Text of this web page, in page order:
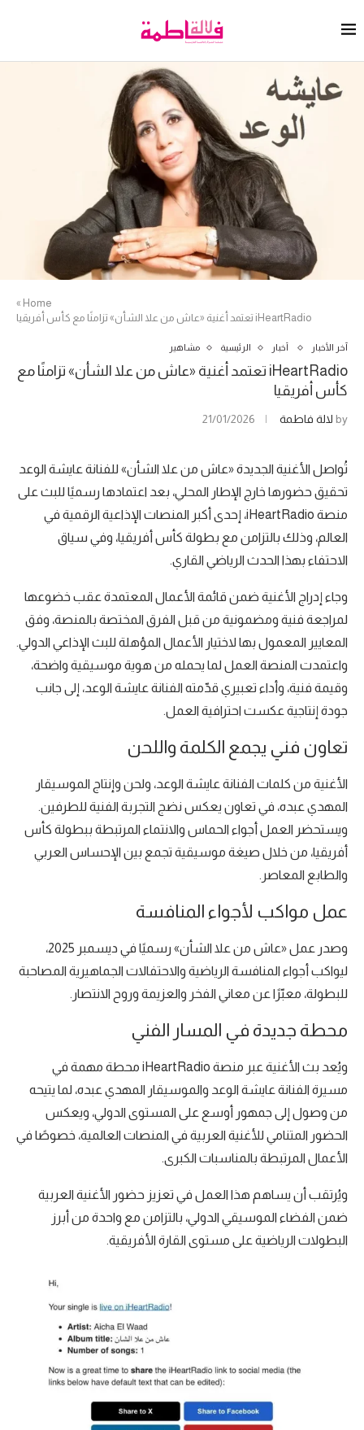
Home
»
iHeartRadio تعتمد أغنية «عاش من علا الشأن» تزامنًا مع كأس أفريقيا
آخر الأخبار أخبار الرئيسية مشاهير
iHeartRadio تعتمد أغنية «عاش من علا الشأن» تزامنًا مع
كأس أفريقيا
by لالة فاطمة 21/01/2026
تُواصل الأغنية الجديدة «عاش من علا الشأن» للفنانة عايشة الوعد
تحقيق حضورها خارج الإطار المحلي، بعد اعتمادها رسميًا للبث على
منصة iHeartRadio، إحدى أكبر المنصات الإذاعية الرقمية في
العالم، وذلك بالتزامن مع بطولة كأس أفريقيا، وفي سياق
الاحتفاء بهذا الحدث الرياضي القاري.
وجاء إدراج الأغنية ضمن قائمة الأعمال المعتمدة عقب خضوعها
لمراجعة فنية ومضمونية من قبل الفرق المختصة بالمنصة، وفق
المعايير المعمول بها لاختيار الأعمال المؤهلة للبث الإذاعي الدولي.
واعتمدت المنصة العمل لما يحمله من هوية موسيقية واضحة،
وقيمة فنية، وأداء تعبيري قدّمته الفنانة عايشة الوعد، إلى جانب
جودة إنتاجية عكست احترافية العمل.
تعاون فني يجمع الكلمة واللحن
الأغنية من كلمات الفنانة عايشة الوعد، ولحن وإنتاج الموسيقار
المهدي عبده، في تعاون يعكس نضج التجربة الفنية للطرفين.
ويستحضر العمل أجواء الحماس والانتماء المرتبطة ببطولة كأس
أفريقيا، من خلال صيغة موسيقية تجمع بين الإحساس العربي
والطابع المعاصر.
عمل مواكب لأجواء المنافسة
وصدر عمل «عاش من علا الشأن» رسميًا في ديسمبر 2025،
ليواكب أجواء المنافسة الرياضية والاحتفالات الجماهيرية المصاحبة
للبطولة، معبّرًا عن معاني الفخر والعزيمة وروح الانتصار.
محطة جديدة في المسار الفني
ويُعد بث الأغنية عبر منصة iHeartRadio محطة مهمة في
مسيرة الفنانة عايشة الوعد والموسيقار المهدي عبده، لما يتيحه
من وصول إلى جمهور أوسع على المستوى الدولي، ويعكس
الحضور المتنامي للأغنية العربية في المنصات العالمية، خصوصًا في
الأعمال المرتبطة بالمناسبات الكبرى.
ويُرتقب أن يساهم هذا العمل في تعزيز حضور الأغنية العربية
ضمن الفضاء الموسيقي الدولي، بالتزامن مع واحدة من أبرز
البطولات الرياضية على مستوى القارة الأفريقية.